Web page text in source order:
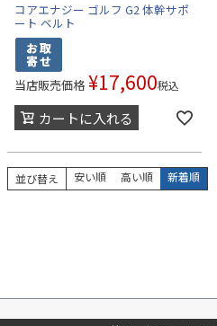
コアエナジー ゴルフ G2 体幹サポ
ート ベルト
当店販売価格 ¥17,600税込
カートに入れる
並び替え 安い順 高い順 新着順